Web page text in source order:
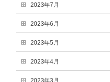
2023年7月
2023年6月
2023年5月
2023年4月
2023年3月